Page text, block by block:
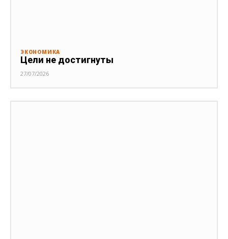
ЭКОНОМИКА
Цели не достигнуты
27/07/2026